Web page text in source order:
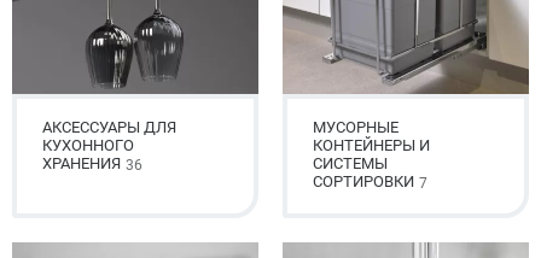
АКСЕССУАРЫ ДЛЯ
КУХОННОГО
ХРАНЕНИЯ 36
МУСОРНЫЕ
КОНТЕЙНЕРЫ И
СИСТЕМЫ
СОРТИРОВКИ 7